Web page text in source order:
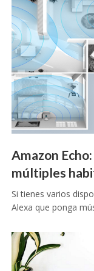
Amazon
múltiples
Si tienes varios
Alexa que ponga